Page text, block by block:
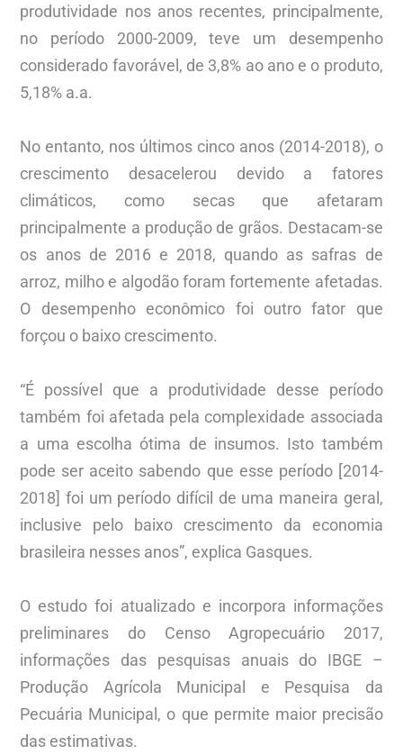
produtividade nos anos recentes, principalmente,
no período 2000-2009, teve um desempenho
considerado favorável, de 3,8% ao ano e o produto,
5,18% a.a.
No entanto, nos últimos cinco anos (2014-2018), o
crescimento desacelerou devido a fatores
climáticos, como secas que afetaram
principalmente a produção de grãos. Destacam-se
os anos de 2016 e 2018, quando as safras de
arroz, milho e algodão foram fortemente afetadas.
O desempenho econômico foi outro fator que
forçou o baixo crescimento.
“É possível que a produtividade desse período
também foi afetada pela complexidade associada
a uma escolha ótima de insumos. Isto também
pode ser aceito sabendo que esse período [2014-
2018] foi um período difícil de uma maneira geral,
inclusive pelo baixo crescimento da economia
brasileira nesses anos”, explica Gasques.
O estudo foi atualizado e incorpora informações
preliminares do Censo Agropecuário 2017,
informações das pesquisas anuais do IBGE –
Produção Agrícola Municipal e Pesquisa da
Pecuária Municipal, o que permite maior precisão
das estimativas.